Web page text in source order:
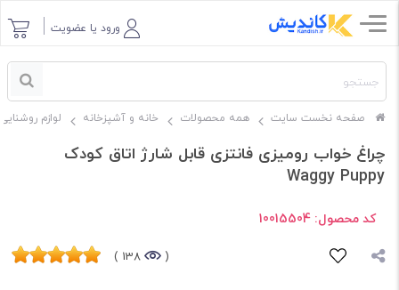
ورود یا عضویت
صفحه نخست سایت همه محصولات خانه و آشپزخانه لوازم روشنایی
چراغ خواب رومیزی فانتزی قابل شارژ اتاق کودک
Waggy Puppy
کد محصول: 10015504
(
138 )